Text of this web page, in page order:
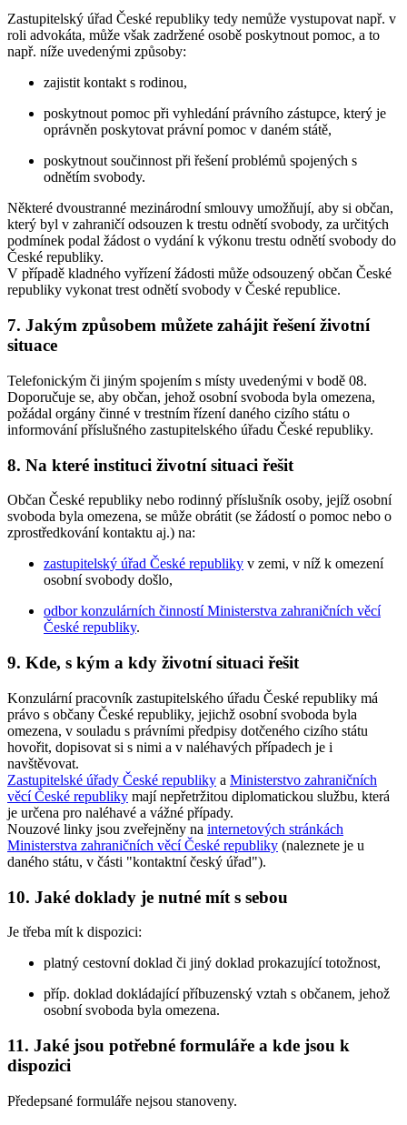
Zastupitelský úřad České republiky tedy nemůže vystupovat např. v
roli advokáta, může však zadržené osobě poskytnout pomoc, a to
např. níže uvedenými způsoby:
zajistit kontakt s rodinou,
poskytnout pomoc při vyhledání právního zástupce, který je
oprávněn poskytovat právní pomoc v daném státě,
poskytnout součinnost při řešení problémů spojených s
odnětím svobody.
Některé dvoustranné mezinárodní smlouvy umožňují, aby si občan,
který byl v zahraničí odsouzen k trestu odnětí svobody, za určitých
podmínek podal žádost o vydání k výkonu trestu odnětí svobody do
České republiky.
V případě kladného vyřízení žádosti může odsouzený občan České
republiky vykonat trest odnětí svobody v České republice.
7. Jakým způsobem můžete zahájit řešení životní
situace
Telefonickým či jiným spojením s místy uvedenými v bodě 08.
Doporučuje se, aby občan, jehož osobní svoboda byla omezena,
požádal orgány činné v trestním řízení daného cizího státu o
informování příslušného zastupitelského úřadu České republiky.
8. Na které instituci životní situaci řešit
Občan České republiky nebo rodinný příslušník osoby, jejíž osobní
svoboda byla omezena, se může obrátit (se žádostí o pomoc nebo o
zprostředkování kontaktu aj.) na:
zastupitelský úřad České republiky v zemi, v níž k omezení
osobní svobody došlo,
odbor konzulárních činností Ministerstva zahraničních věcí
České republiky.
9. Kde, s kým a kdy životní situaci řešit
Konzulární pracovník zastupitelského úřadu České republiky má
právo s občany České republiky, jejichž osobní svoboda byla
omezena, v souladu s právními předpisy dotčeného cizího státu
hovořit, dopisovat si s nimi a v naléhavých případech je i
navštěvovat.
Zastupitelské úřady České republiky a Ministerstvo zahraničních
věcí České republiky mají nepřetržitou diplomatickou službu, která
je určena pro naléhavé a vážné případy.
Nouzové linky jsou zveřejněny na internetových stránkách
Ministerstva zahraničních věcí České republiky (naleznete je u
daného státu, v části "kontaktní český úřad").
10. Jaké doklady je nutné mít s sebou
Je třeba mít k dispozici:
platný cestovní doklad či jiný doklad prokazující totožnost,
příp. doklad dokládající příbuzenský vztah s občanem, jehož
osobní svoboda byla omezena.
11. Jaké jsou potřebné formuláře a kde jsou k
dispozici
Předepsané formuláře nejsou stanoveny.